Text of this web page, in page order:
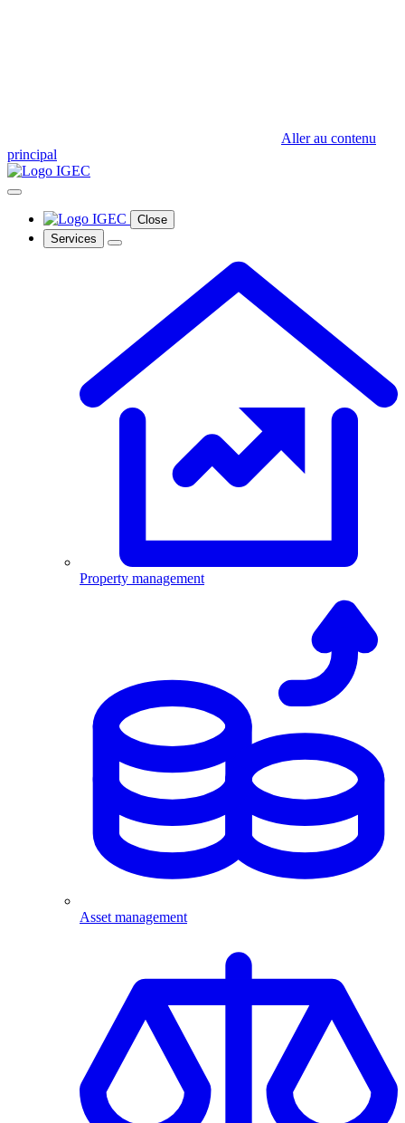
Aller au contenu
principal
Close
Services
Property management
Asset management